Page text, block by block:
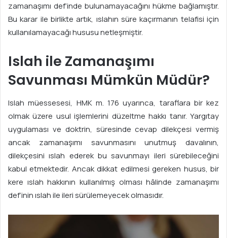
zamanaşımı def’inde bulunamayacağını hükme bağlamıştır.
Bu karar ile birlikte artık, ıslahın süre kaçırmanın telafisi için
kullanılamayacağı hususu netleşmiştir.
Islah ile Zamanaşımı
Savunması Mümkün Müdür?
Islah müessesesi, HMK m. 176 uyarınca, taraflara bir kez
olmak üzere usul işlemlerini düzeltme hakkı tanır. Yargıtay
uygulaması ve doktrin, süresinde cevap dilekçesi vermiş
ancak zamanaşımı savunmasını unutmuş davalının,
dilekçesini ıslah ederek bu savunmayı ileri sürebileceğini
kabul etmektedir. Ancak dikkat edilmesi gereken husus, bir
kere ıslah hakkının kullanılmış olması hâlinde zamanaşımı
def’inin ıslah ile ileri sürülemeyecek olmasıdır.